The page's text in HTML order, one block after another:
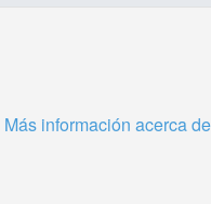
Más información acerca